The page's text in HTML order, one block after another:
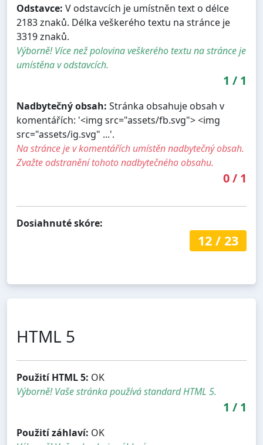
Odstavce: V odstavcích je umístněn text o délce
2183 znaků. Délka veškerého textu na stránce je
3319 znaků.
Výborně! Více než polovina veškerého textu na stránce je
umístěna v odstavcích.
1 / 1
Nadbytečný obsah: Stránka obsahuje obsah v
komentářích: '<img src="assets/fb.svg"> <img
src="assets/ig.svg" ...'.
Na stránce je v komentářích umístěn nadbytečný obsah.
Zvažte odstranění tohoto nadbytečného obsahu.
0/ 1
Dosiahnuté skóre:
12/ 23
HTML 5
Použití HTML 5: OK
Výborně! Vaše stránka používá standard HTML 5.
1 / 1
Použití záhlaví: OK